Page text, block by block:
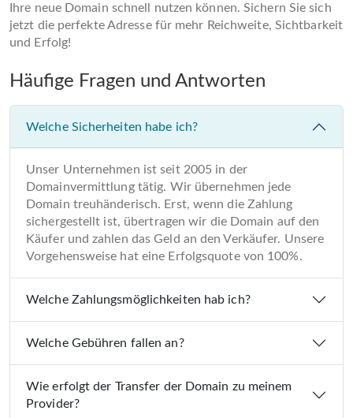
Ihre neue Domain schnell nutzen können. Sichern Sie sich
jetzt die perfekte Adresse für mehr Reichweite, Sichtbarkeit
und Erfolg!
Häufige Fragen und Antworten
Welche Sicherheiten habe ich?
Unser Unternehmen ist seit 2005 in der
Domainvermittlung tätig. Wir übernehmen jede
Domain treuhänderisch. Erst, wenn die Zahlung
sichergestellt ist, übertragen wir die Domain auf den
Käufer und zahlen das Geld an den Verkäufer. Unsere
Vorgehensweise hat eine Erfolgsquote von 100%.
Welche Zahlungsmöglichkeiten hab ich?
Welche Gebühren fallen an?
Wie erfolgt der Transfer der Domain zu meinem
Provider?